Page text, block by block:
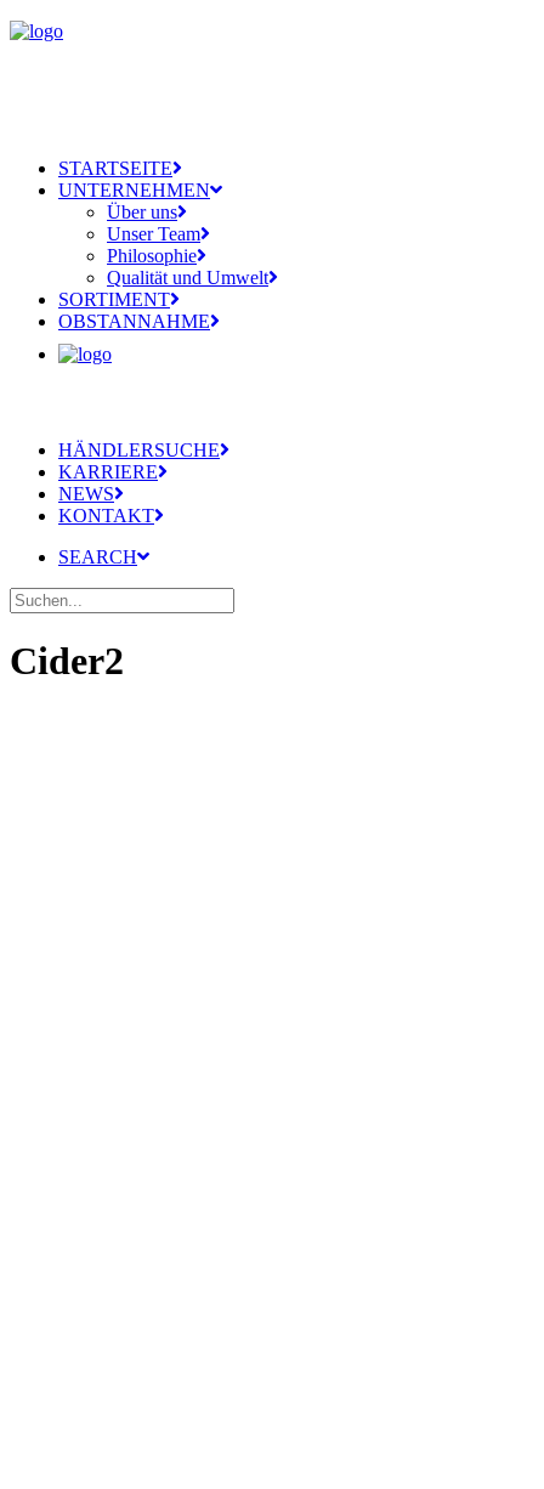
STARTSEITE
UNTERNEHMEN
Über uns
Unser Team
Philosophie
Qualität und Umwelt
SORTIMENT
OBSTANNAHME
HÄNDLERSUCHE
KARRIERE
NEWS
KONTAKT
SEARCH
Cider2